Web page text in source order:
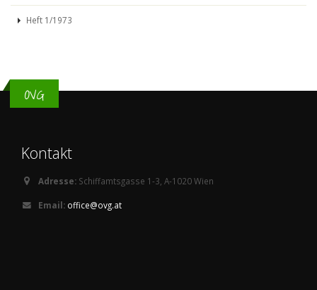
Heft 1/1973
OVG
Kontakt
Adresse: Schiffamtsgasse 1-3, A-1020 Wien
Email: office@ovg.at